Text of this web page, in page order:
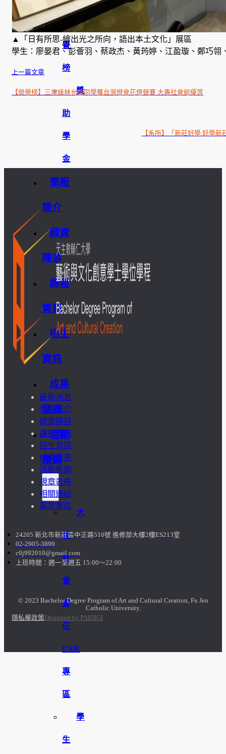
榮
譽
榜
獎
助
學
金
學程
簡介
師資
陣容
課程
資訊
招生
資訊
成果
發表
活動
集錦
大
學
社
會
責
任
USR
專
區
學
生
▲「日有所思-繪出光之所向，語出本土文化」展區
學生：廖晏君、彭薈羽、蔡政杰、黃荺婷、江盈璇、鄭巧翎
上一篇文章
【榮譽榜】三年級林允丞同學獲台灣燈會花燈競賽 大專社會組優等
【系所】「新莊好學 好學
最新消息
學程簡介
師資陣容
課程資訊
招生資訊
成果發表
活動集錦
規章表格
相關連結
募款專區
24205 新北市新莊區中正路510號 進修部大樓2樓ES213室
02-2905-3899
c0j992010@gmail.com
上班時間：週一至週五 15:00～22:00
© 2023 Bachelor Degree Program of Art and Cultural Creation, Fu Jen
Catholic University.
隱私權政策 Designed by PAIDIGI